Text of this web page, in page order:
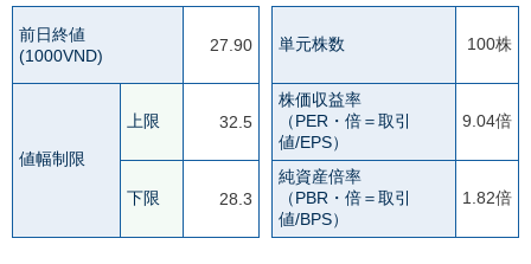
前日終値
(1000VND)
27.90
値幅制限
上限 32.5
下限 28.3
単元株数 100株
株価収益率
（PER・倍＝取引
値/EPS）
9.04倍
純資産倍率
（PBR・倍＝取引
値/BPS）
1.82倍